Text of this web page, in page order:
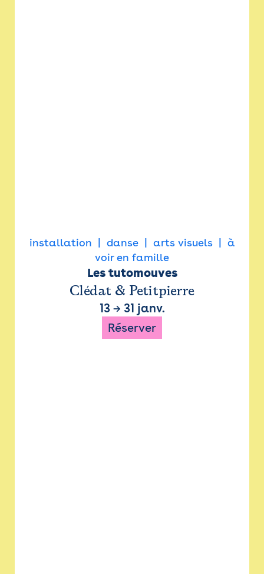
installation danse arts visuels
à
voir en famille
Les tutomouves
Clédat & Petitpierre
13→ 31 janv.
Réserver